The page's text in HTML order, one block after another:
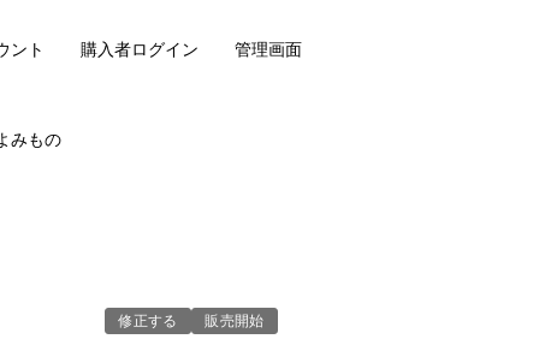
みもの
ント 購入者ログイン 管理画面
修正する 販売開始